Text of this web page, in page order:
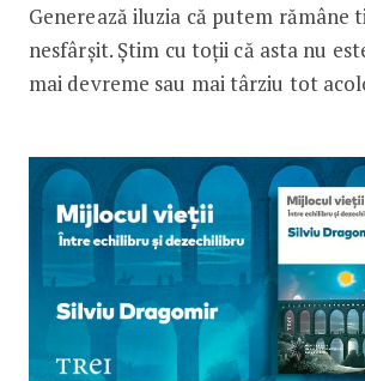
Generează iluzia că putem rămâne
nesfârșit. Știm cu toții că asta nu
mai devreme sau mai târziu tot